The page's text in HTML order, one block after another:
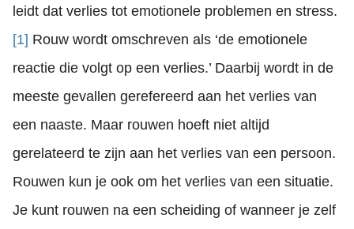
leidt dat verlies tot emotionele problemen en stress.
[1] Rouw wordt omschreven als ‘de emotionele
reactie die volgt op een verlies.’ Daarbij wordt in de
meeste gevallen gerefereerd aan het verlies van
een naaste. Maar rouwen hoeft niet altijd
gerelateerd te zijn aan het verlies van een persoon.
Rouwen kun je ook om het verlies van een situatie.
Je kunt rouwen na een scheiding of wanneer je zelf